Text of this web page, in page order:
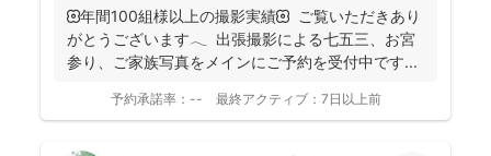
🌼年間100組様以上の撮影実績🌼 ご覧いただきあり
がとうございます𓂃 ⁡ 出張撮影による七五三、お宮
参り、ご家族写真をメインにご予約を受付中です...
予約承諾率： -- 最終アクティブ： 7日以上前